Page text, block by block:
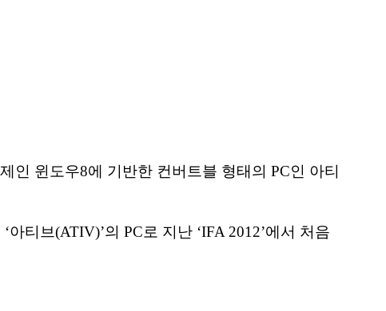
인 윈도우8에 기반한 컨버트블 형태의 PC인 아티
티브(ATIV)’의 PC로 지난 ‘IFA 2012’에서 처음